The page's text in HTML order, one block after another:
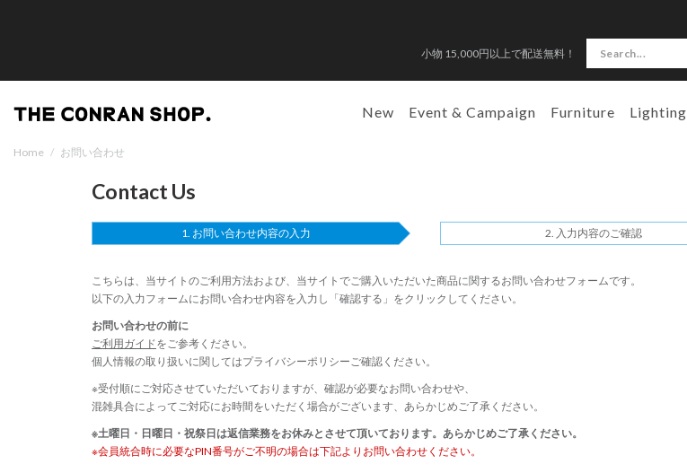
小物 15,000円以上で配送無料！
New Event & Campaign Furniture Lighting
Home / お問い合わせ
Contact Us
お問い合わせ内容の入力 入力内容のご確認
こちらは、当サイトのご利用方法および、当サイトでご購入いただいた商品に関するお問い合わせフォームです。
以下の入力フォームにお問い合わせ内容を入力し「確認する」をクリックしてください。
お問い合わせの前に
ご利用ガイドをご参考ください。
個人情報の取り扱いに関してはプライバシーポリシーご確認ください。
※受付順にご対応させていただいておりますが、確認が必要なお問い合わせや、
混雑具合によってご対応にお時間をいただく場合がございます、あらかじめご了承ください。
※土曜日・日曜日・祝祭日は返信業務をお休みとさせて頂いております。あらかじめご了承ください。
※会員統合時に必要なPIN番号がご不明の場合は下記よりお問い合わせください。